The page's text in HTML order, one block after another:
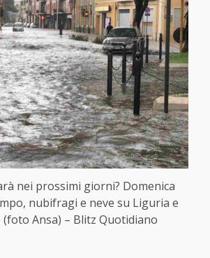
nei prossimi giorni? Domenica
nubifragi e neve su Liguria e
(foto Ansa) – Blitz Quotidiano